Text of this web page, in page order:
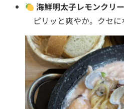
海鮮明太子レモンクリ
ピリッと爽やか。クセ